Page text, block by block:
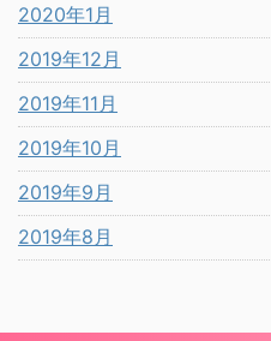
2020年1月
2019年12月
2019年11月
2019年10月
2019年9月
2019年8月